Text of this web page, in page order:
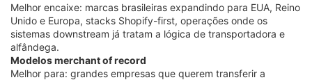
Melhor encaixe: marcas brasileiras expandindo para EUA, Reino
Unido e Europa, stacks Shopify-first, operações onde os
sistemas downstream já tratam a lógica de transportadora e
alfândega.
Modelos merchant of record
Melhor para: grandes empresas que querem transferir a